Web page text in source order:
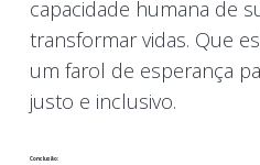
capacidade humana de
transformar vidas. Que
um farol de esperança
justo e inclusivo.
Conclusão: